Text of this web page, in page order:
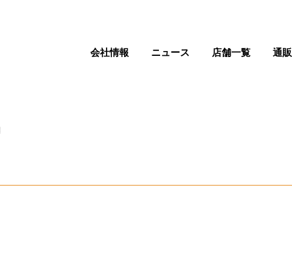
会社情報 ニュース 店舗一覧 通販